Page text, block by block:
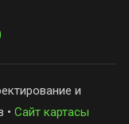
и
• Сайт картасы